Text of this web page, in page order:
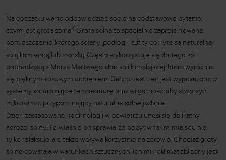
Na początku warto odpowiedzieć sobie na podstawowe pytanie:
czym jest grota solna? Grota solna to specjalnie zaprojektowane
pomieszczenie, którego ściany, podłogi i sufity pokryte są naturalną
solą kamienną lub morską. Często wykorzystuje się do tego sól
pochodzącą z Morza Martwego albo soli himalajskiej, która wyróżnia
się pięknym, różowym odcieniem. Cała przestrzeń jest wyposażona w
systemy kontrolujące temperaturę oraz wilgotność, aby stworzyć
mikroklimat przypominający naturalne solne jaskinie.
Dzięki zastosowanej technologii w powietrzu unosi się delikatny
aerozol solny. To właśnie on sprawia, że pobyt w takim miejscu nie
tylko relaksuje, ale także wpływa korzystnie na zdrowie. Chociaż groty
solne powstają w warunkach sztucznych, ich mikroklimat zbliżony jest